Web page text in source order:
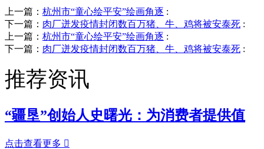
上一篇： 杭州市“童心绘平安”绘画角逐 :
下一篇： 肉厂迸发疫情封闭数百万猪、牛、鸡将被安泰死 :
上一篇： 杭州市“童心绘平安”绘画角逐 :
下一篇： 肉厂迸发疫情封闭数百万猪、牛、鸡将被安泰死 :
推荐资讯
“疆垦”创始人史曙光：为消费者提供值
点击查看更多 